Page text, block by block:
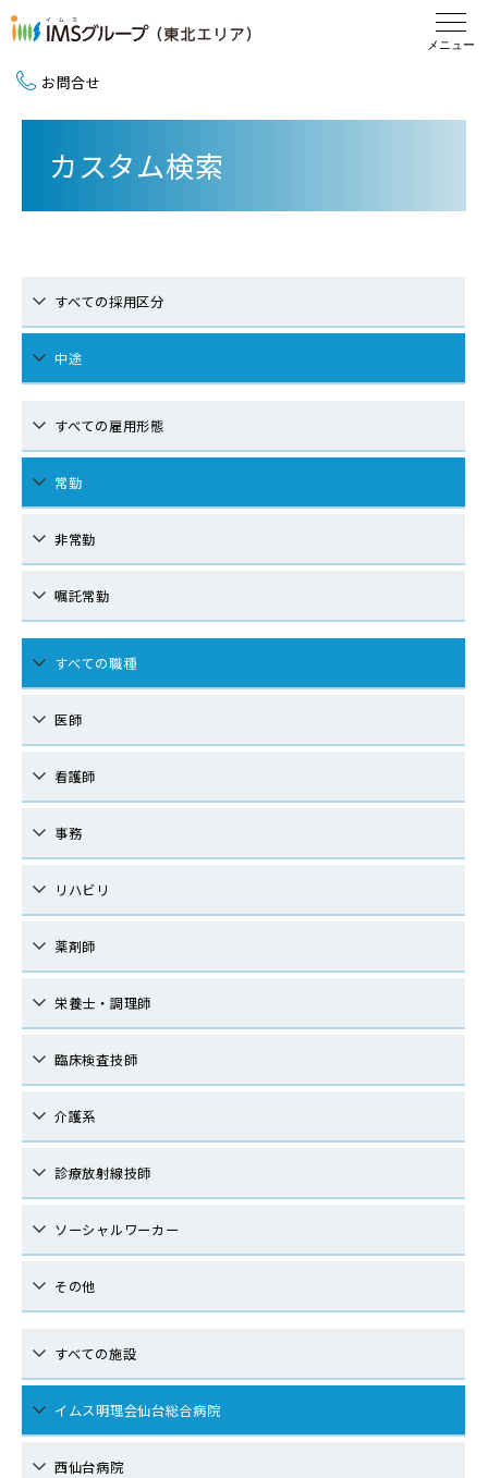
お問合せ
カスタム検索
すべての採用区分
中途
すべての雇用形態
常勤
非常勤
嘱託常勤
すべての職種
医師
看護師
事務
リハビリ
薬剤師
栄養士・調理師
臨床検査技師
介護系
診療放射線技師
ソーシャルワーカー
その他
すべての施設
イムス明理会仙台総合病院
西仙台病院